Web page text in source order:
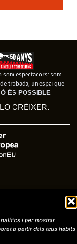
i per mostrar
a partir dels teus hàbits
som espectadors: som
trobada, un espai que
ÉS POSSIBLE
CRÉIXER.